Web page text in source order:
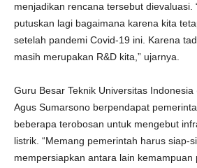
menjadikan rencana tersebut dievaluasi.
putuskan lagi bagaimana karena kita
setelah pandemi Covid-19 ini. Karena
masih merupakan R&D kita,” ujarnya.
Guru Besar Teknik Universitas
Agus Sumarsono berpendapat
beberapa terobosan untuk mengebut
listrik. “Memang pemerintah harus siap-
mempersiapkan antara lain kemampuan